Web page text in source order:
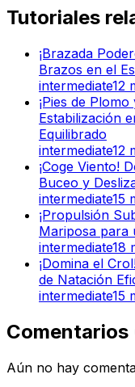
Tutoriales
¡Brazada
Brazos en el
intermediate12
¡Pies de
Estabilización
Equilibrado
intermediate12
¡Coge Viento!
Buceo y
intermediate15
¡Propulsión
Mariposa para
intermediate18
¡Domina el
de Natación
intermediate15
Comentarios
Aún no hay